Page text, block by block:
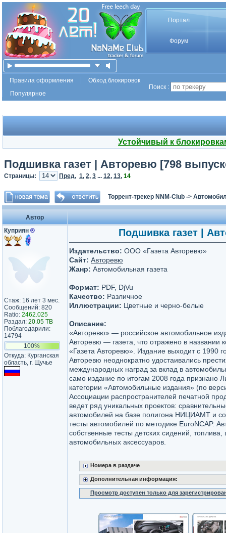
Портал
Форум
Правила оформления
Обход блокировок
Популярное
Поиск :
Устойчивый к
Подшивка газет | Авторевю [798
Страницы: Пред. 1, 2, 3 ... 12, 13, 14
Торрент-трекер NNM-Club ->
Автор
Куприян ®
Стаж: 16 лет 3 мес.
Сообщений: 820
Ratio: 2462.025
Раздал: 20.05 TB
Поблагодарили:
14794
100%
Откуда: Курганская
область, г. Щучье
Подшивка газет |
Издательство: ООО «Газета Авторевю»
Сайт: Авторевю
Жанр: Автомобильная газета
Формат: PDF, DjVu
Качество: Различное
Иллюстрации: Цветные и черно-белые
Описание:
«Авторевю» — российское автомобильное
Авторевю — газета, что отражено в
«Газета Авторевю». Издание выходит с 1990
Авторевю неоднократно удостаивались
международных наград за вклад в
само издание по итогам 2008 года признано
категории «Автомобильные издания» (по
Ассоциации распространителей печатной
ведет ряд уникальных проектов:
автомобилей на базе полигона НИЦИАМТ и
тесты автомобилей по методике EuroNCAP.
собственные тесты детских сидений,
автомобильных аксессуаров.
Номера в раздаче
Дополнительная информация:
Просмотр доступен только для